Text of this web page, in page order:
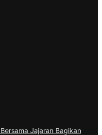
Jajaran Bagikan